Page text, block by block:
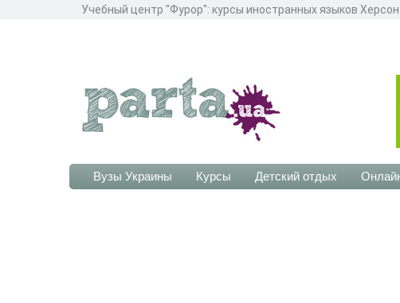
Учебный центр "Фурор": курсы иностранных языков
Вузы Украины Курсы Детский отдых